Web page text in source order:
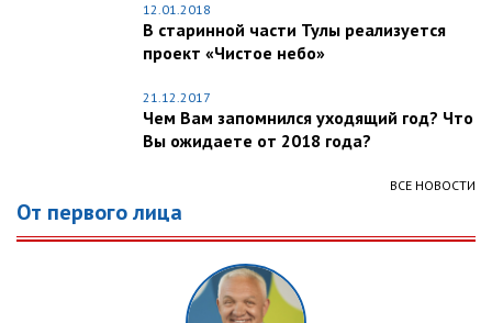
12.01.2018
В старинной части Тулы реализуется
проект «Чистое небо»
21.12.2017
Чем Вам запомнился уходящий год? Что
Вы ожидаете от 2018 года?
ВСЕ НОВОСТИ
От первого лица